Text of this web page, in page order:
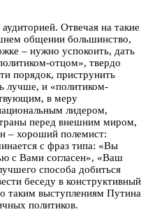
Отвечая на такие
общении большинство,
– нужно успокоить, дать
отцом», твердо
порядок, приструнить
лучше, и «политиком-
в меру
лидером,
перед внешним миром,
– хороший полемист:
с фраз типа: «Вы
с Вами согласен», «Ваш
способа добиться
беседу в конструктивный
таким выступлениям Путина
политиков.